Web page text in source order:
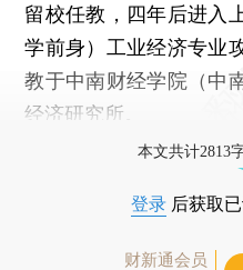
留校任教，四年后进入
学前身）工业经济专业
教于中南财经学院（中
经济研究所。
本文共计2813
登录 后获取
财新通会员